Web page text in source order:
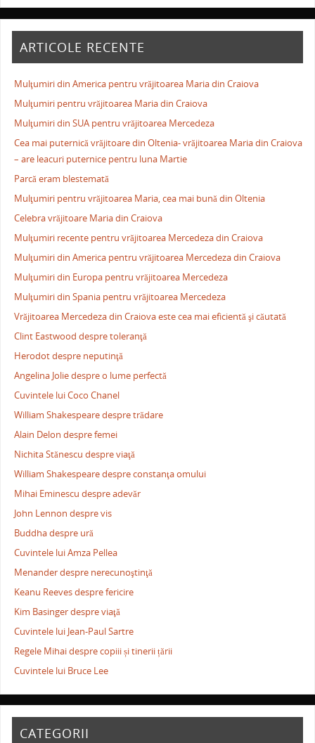
ARTICOLE RECENTE
Mulţumiri din America pentru vrăjitoarea Maria din Craiova
Mulţumiri pentru vrăjitoarea Maria din Craiova
Mulţumiri din SUA pentru vrăjitoarea Mercedeza
Cea mai puternică vrăjitoare din Oltenia- vrăjitoarea Maria din Craiova
– are leacuri puternice pentru luna Martie
Parcă eram blestemată
Mulţumiri pentru vrăjitoarea Maria, cea mai bună din Oltenia
Celebra vrăjitoare Maria din Craiova
Mulţumiri recente pentru vrăjitoarea Mercedeza din Craiova
Mulţumiri din America pentru vrăjitoarea Mercedeza din Craiova
Mulţumiri din Europa pentru vrăjitoarea Mercedeza
Mulţumiri din Spania pentru vrăjitoarea Mercedeza
Vrăjitoarea Mercedeza din Craiova este cea mai eficientă şi căutată
Clint Eastwood despre toleranţă
Herodot despre neputinţă
Angelina Jolie despre o lume perfectă
Cuvintele lui Coco Chanel
William Shakespeare despre trădare
Alain Delon despre femei
Nichita Stănescu despre viaţă
William Shakespeare despre constanţa omului
Mihai Eminescu despre adevăr
John Lennon despre vis
Buddha despre ură
Cuvintele lui Amza Pellea
Menander despre nerecunoştinţă
Keanu Reeves despre fericire
Kim Basinger despre viaţă
Cuvintele lui Jean-Paul Sartre
Regele Mihai despre copiii și tinerii țării
Cuvintele lui Bruce Lee
CATEGORII